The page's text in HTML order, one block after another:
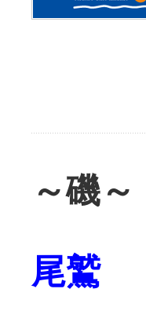
～磯～
尾鷲